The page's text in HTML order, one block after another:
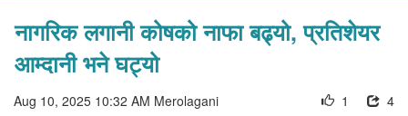
नागरिक लगानी कोषको नाफा बढ्यो, प्रतिशेयर
आम्दानी भने घट्यो
Aug 10, 2025 10:32 AM Merolagani 4
1